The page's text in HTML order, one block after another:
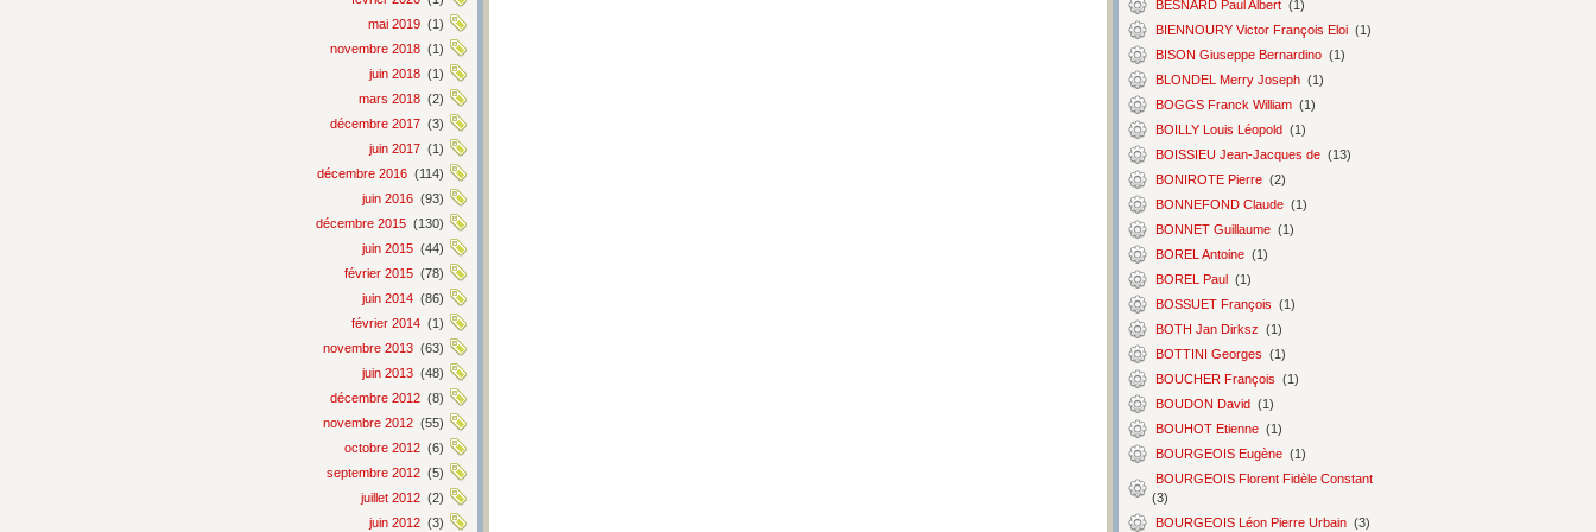
mai 2019 (1)
novembre 2018 (1)
juin 2018 (1)
mars 2018 (2)
décembre 2017 (3)
juin 2017 (1)
décembre 2016 (114)
juin 2016 (93)
décembre 2015 (130)
juin 2015 (44)
février 2015 (78)
juin 2014 (86)
février 2014 (1)
novembre 2013 (63)
juin 2013 (48)
décembre 2012 (8)
novembre 2012 (55)
octobre 2012 (6)
septembre 2012 (5)
juillet 2012 (2)
juin 2012 (3)
BESNARD Paul Albert (1)
BIENNOURY Victor François Eloi (1)
BISON Giuseppe Bernardino (1)
BLONDEL Merry Joseph (1)
BOGGS Franck William (1)
BOILLY Louis Léopold (1)
BOISSIEU Jean-Jacques de (13)
BONIROTE Pierre (2)
BONNEFOND Claude (1)
BONNET Guillaume (1)
BOREL Antoine (1)
BOREL Paul (1)
BOSSUET François (1)
BOTH Jan Dirksz (1)
BOTTINI Georges (1)
BOUCHER François (1)
BOUDON David (1)
BOUHOT Etienne (1)
BOURGEOIS Eugène (1)
BOURGEOIS Florent Fidèle Constant
(3)
BOURGEOIS Léon Pierre Urbain (3)